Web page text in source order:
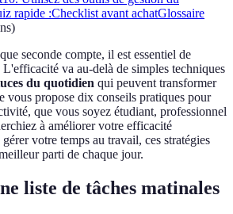
rapide :Checklist avant achatGlossaire
)
seconde compte, il est essentiel de
va au-delà de simples techniques
du quotidien qui peuvent transformer
vous propose dix conseils pratiques pour
que vous soyez étudiant, professionnel
à améliorer votre efficacité
votre temps au travail, ces stratégies
parti de chaque jour.
liste de tâches matinales